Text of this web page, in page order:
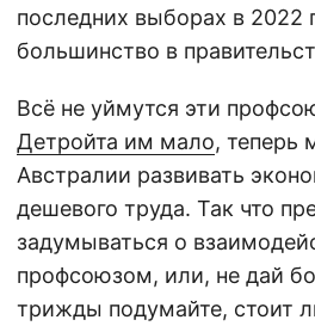
последних выборах в 2022
большинство в
Всё не уймутся эти
Детройта им мало, теперь
Австралии развивать
дешевого труда. Так что
задумываться о
профсоюзом, или, не дай
трижды подумайте, стоит